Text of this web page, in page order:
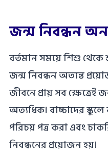
জন্ম নিবন্ধন
বর্তমান সময়ে শিশু থেকে
জন্ম নিবন্ধন অত্যন্ত
জীবনে প্রায় সব ক্ষেত্রেই
অত্যধিক। বাচ্চাদের
পরিচয় পত্র করা এবং
নিবন্ধনের প্রয়োজন হয়।